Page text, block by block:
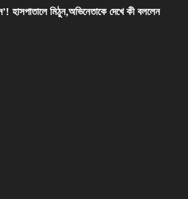
হাসপাতালে মিঠুন,অভিনেতাকে দেখে কী বললেন